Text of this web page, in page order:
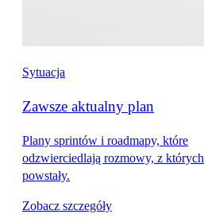
Sytuacja
Zawsze aktualny plan
Plany sprintów i roadmapy, które
odzwierciedlają rozmowy, z których
powstały.
Zobacz szczegóły